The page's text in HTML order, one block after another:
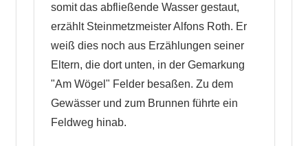
somit das abfließende Wasser gestaut,
erzählt Steinmetzmeister Alfons Roth. Er
weiß dies noch aus Erzählungen seiner
Eltern, die dort unten, in der Gemarkung
"Am Wögel" Felder besaßen. Zu dem
Gewässer und zum Brunnen führte ein
Feldweg hinab.